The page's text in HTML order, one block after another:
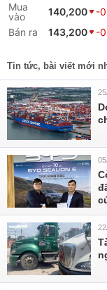
Mua
vào
140,200
-
Bán ra
143,200 -
Tin tức, bài viết mới